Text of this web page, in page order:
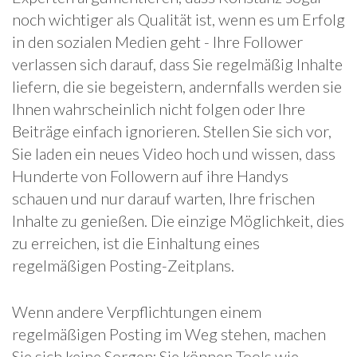
noch wichtiger als Qualität ist, wenn es um Erfolg
in den sozialen Medien geht - Ihre Follower
verlassen sich darauf, dass Sie regelmäßig Inhalte
liefern, die sie begeistern, andernfalls werden sie
Ihnen wahrscheinlich nicht folgen oder Ihre
Beiträge einfach ignorieren. Stellen Sie sich vor,
Sie laden ein neues Video hoch und wissen, dass
Hunderte von Followern auf ihre Handys
schauen und nur darauf warten, Ihre frischen
Inhalte zu genießen. Die einzige Möglichkeit, dies
zu erreichen, ist die Einhaltung eines
regelmäßigen Posting-Zeitplans.
Wenn andere Verpflichtungen einem
regelmäßigen Posting im Weg stehen, machen